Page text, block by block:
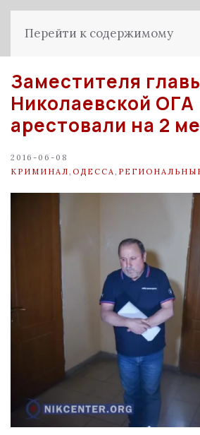
Перейти к содержимому
Заместителя
Николаевской ОГА
арестовали на 2
2016-06-08
КРИМИНАЛ ОДЕССА